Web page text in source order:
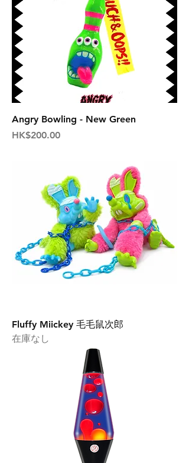
Angry Bowling - New Green
価格
HK$200.00
Fluffy Miickey 毛毛鼠次郎
在庫なし